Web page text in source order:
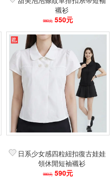
襯衫
980元 550元
日系少女感四粒紐扣復古娃娃
領休閒短袖襯衫
980元 590元